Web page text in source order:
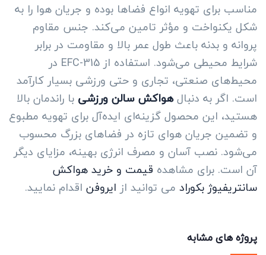
مناسب برای تهویه انواع فضاها بوده و جریان هوا را به
شکل یکنواخت و مؤثر تامین می‌کند. جنس مقاوم
پروانه و بدنه باعث طول عمر بالا و مقاومت در برابر
شرایط محیطی می‌شود. استفاده از EFC-315 در
محیط‌های صنعتی، تجاری و حتی ورزشی بسیار کارآمد
است. اگر به دنبالهواکش سالن ورزشی با راندمان بالا
هستید، این محصول گزینه‌ای ایده‌آل برای تهویه مطبوع
و تضمین جریان هوای تازه در فضاهای بزرگ محسوب
می‌شود. نصب آسان و مصرف انرژی بهینه، مزایای دیگر
آن است. برای مشاهده قیمت و خرید هواکش
سانتریفیوژ بکوراد می توانید ازایروفن اقدام نمایید.
پروژه های مشابه